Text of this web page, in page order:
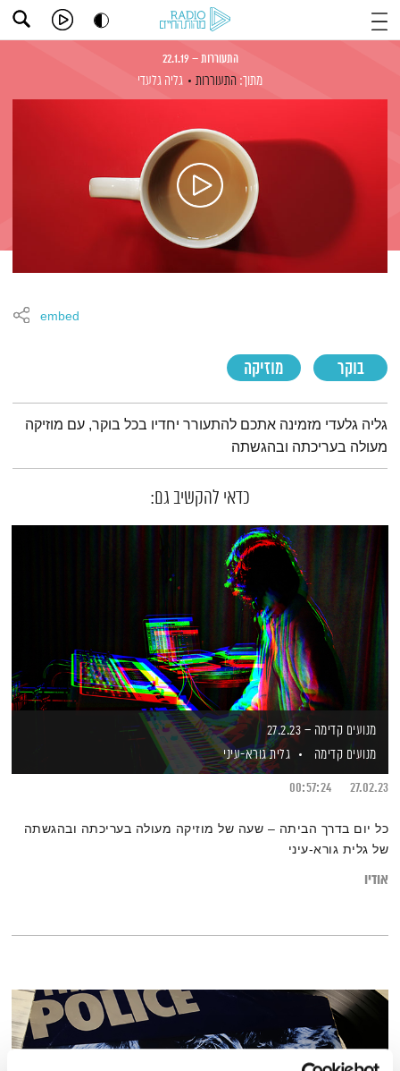
התעוררות – 22.1.19
מתוך: התעוררות גליה גלעדי
בוקר מוזיקה
embed
תמצית הפודקאסט
גליה גלעדי מזמינה אתכם להתעורר יחדיו בכל בוקר, עם מוזיקה
מעולה בעריכתה ובהגשתה
כדאי להקשיב גם:
מנועים קדימה – 27.2.23
מנועים קדימה
גלית גורא-עיני
27.02.23
00:57:24
כל יום בדרך הביתה – שעה של מוזיקה מעולה בעריכתה ובהגשתה
של גלית גורא-עיני
אודיו